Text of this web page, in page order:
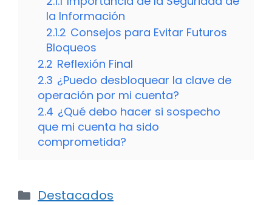
la Información
2.1.2 Consejos para Evitar Futuros
Bloqueos
2.2 Reflexión Final
2.3 ¿Puedo desbloquear la clave de
operación por mi cuenta?
2.4 ¿Qué debo hacer si sospecho
que mi cuenta ha sido
comprometida?
Categorías
Destacados